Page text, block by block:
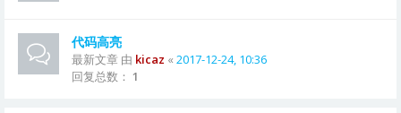
代码高亮
最新文章 由 kicaz « 2017-12-24, 10:36
回复总数： 1